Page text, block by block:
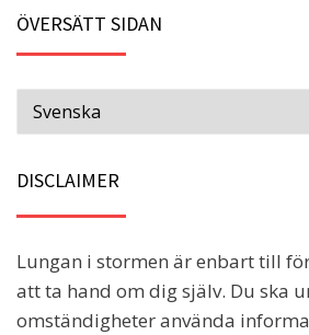
ÖVERSÄTT SIDAN
DISCLAIMER
Lungan i stormen är enbart till
att ta hand om dig själv. Du ska
omständigheter använda